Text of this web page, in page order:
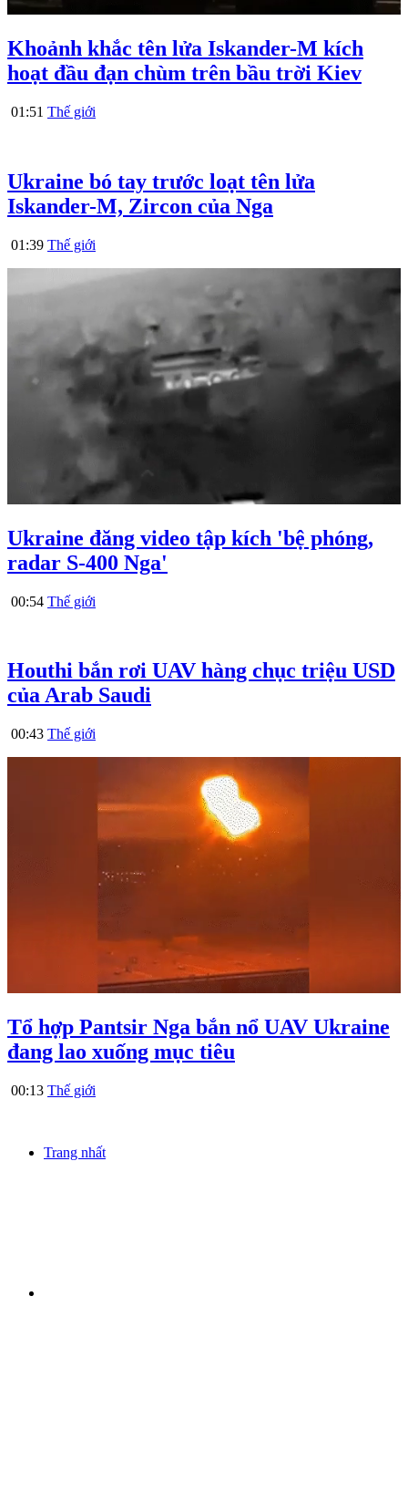
Khoảnh khắc tên lửa Iskander-M kích
hoạt đầu đạn chùm trên bầu trời Kiev
01:51 Thế giới
Ukraine bó tay trước loạt tên lửa
Iskander-M, Zircon của Nga
01:39 Thế giới
Ukraine đăng video tập kích 'bệ phóng,
radar S-400 Nga'
00:54 Thế giới
Houthi bắn rơi UAV hàng chục triệu USD
của Arab Saudi
00:43 Thế giới
Tổ hợp Pantsir Nga bắn nổ UAV Ukraine
đang lao xuống mục tiêu
00:13 Thế giới
Trang nhất